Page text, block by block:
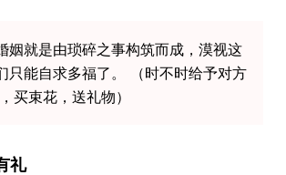
姻就是由琐碎之事构筑而成，漠视这
只能自求多福了。 （时不时给予对方
买束花，送礼物）
礼